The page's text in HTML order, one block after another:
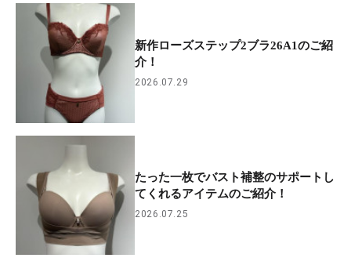
新作ローズステップ2ブラ26A1のご紹
介！
2026.07.29
たった一枚でバスト補整のサポートし
てくれるアイテムのご紹介！
2026.07.25